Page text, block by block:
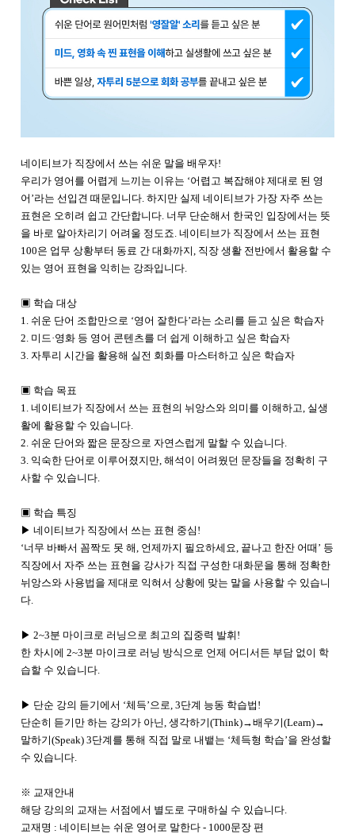
네이티브가 직장에서 쓰는 쉬운 말을 배우자!
우리가 영어를 어렵게 느끼는 이유는 ‘어렵고 복잡해야 제대로 된 영
어’라는 선입견 때문입니다. 하지만 실제 네이티브가 가장 자주 쓰는
표현은 오히려 쉽고 간단합니다. 너무 단순해서 한국인 입장에서는 뜻
을 바로 알아차리기 어려울 정도죠. 네이티브가 직장에서 쓰는 표현
100은 업무 상황부터 동료 간 대화까지, 직장 생활 전반에서 활용할 수
있는 영어 표현을 익히는 강좌입니다.
▣ 학습 대상
1. 쉬운 단어 조합만으로 ‘영어 잘한다’라는 소리를 듣고 싶은 학습자
2. 미드·영화 등 영어 콘텐츠를 더 쉽게 이해하고 싶은 학습자
3. 자투리 시간을 활용해 실전 회화를 마스터하고 싶은 학습자
▣ 학습 목표
1. 네이티브가 직장에서 쓰는 표현의 뉘앙스와 의미를 이해하고, 실생
활에 활용할 수 있습니다.
2. 쉬운 단어와 짧은 문장으로 자연스럽게 말할 수 있습니다.
3. 익숙한 단어로 이루어졌지만, 해석이 어려웠던 문장들을 정확히 구
사할 수 있습니다.
▣ 학습 특징
▶ 네이티브가 직장에서 쓰는 표현 중심!
‘너무 바빠서 꼼짝도 못 해, 언제까지 필요하세요, 끝나고 한잔 어때 ’ 등
직장에서 자주 쓰는 표현을 강사가 직접 구성한 대화문을 통해 정확한
뉘앙스와 사용법을 제대로 익혀서 상황에 맞는 말을 사용할 수 있습니
다.
▶ 2~3분 마이크로 러닝으로 최고의 집중력 발휘!
한 차시에 2~3분 마이크로 러닝 방식으로 언제 어디서든 부담 없이 학
습할 수 있습니다.
▶ 단순 강의 듣기에서 ‘체득’으로, 3단계 능동 학습법!
단순히 듣기만 하는 강의가 아닌, 생각하기(Think)→배우기(Learn)→
말하기(Speak) 3단계를 통해 직접 말로 내뱉는 ‘체득형 학습’을 완성할
수 있습니다.
※ 교재안내
해당 강의의 교재는 서점에서 별도로 구매하실 수 있습니다.
교재명 : 네이티브는 쉬운 영어로 말한다 - 1000문장 편